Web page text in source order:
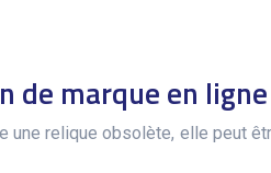
de marque en ligne
relique obsolète, elle peut